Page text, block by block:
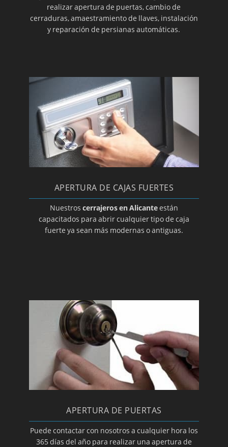
Cerrajeros en Petrer
Cerrajeros en Pilar de la Horadada
Cerrajeros en San Fulgencio
Cerrajeros en San Vicente del Raspeig
Cerrajeros en Santa Pola
Cerrajeros en Sax
Cerrajeros en Teulada
Cerrajeros en Torrevieja
Cerrajeros en Villajoyosa
Cerrajeros en Villena
realizar apertura de puertas, cambio de
cerraduras, amaestramiento de llaves, instalación
y reparación de persianas automáticas.
APERTURA DE CAJAS FUERTES
Nuestros cerrajeros en Alicanteestán
capacitados para abrir cualquier tipo de caja
fuerte ya sean más modernas o antiguas.
APERTURA DE PUERTAS
Puede contactar con nosotros a cualquier hora los
365 días del año para realizar una apertura de